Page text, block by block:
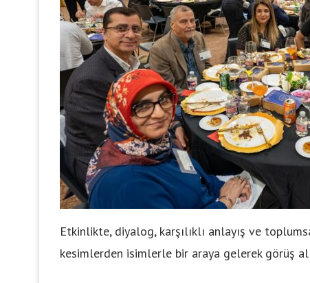
Etkinlikte, diyalog, karşılıklı anlayış ve
kesimlerden isimlerle bir araya gelerek görüş